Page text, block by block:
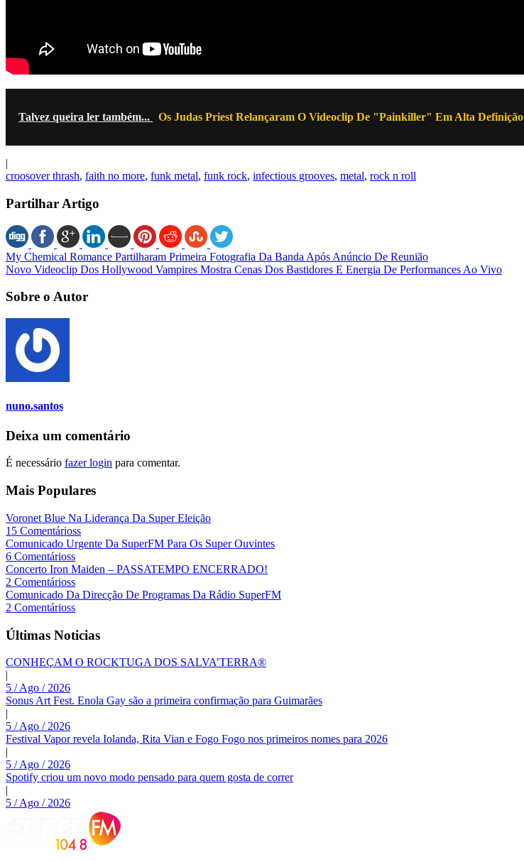
Talvez queira ler também... Os Judas Priest Relançaram O Videoclip De "Painkiller" Em Alta Definição
|
croosover thrash, faith no more, funk metal, funk rock, infectious grooves, metal, rock n roll
Partilhar Artigo
My Chemical Romance Partilharam Primeira Fotografia Da Banda Após Anúncio De Reunião
Novo Videoclip Dos Hollywood Vampires Mostra Cenas Dos Bastidores E Energia De Performances Ao Vivo
Sobre o Autor
nuno.santos
Deixa um comentário
É necessário fazer login para comentar.
Mais Populares
Voronet Blue Na Liderança Da Super Eleição
15 Comentárioss
Comunicado Urgente Da SuperFM Para Os Super Ouvintes
6 Comentárioss
Concerto Iron Maiden – PASSATEMPO ENCERRADO!
2 Comentárioss
Comunicado Da Direcção De Programas Da Rádio SuperFM
2 Comentárioss
Últimas Noticias
CONHEÇAM O ROCKTUGA DOS SALVA’TERRA®
|
5 / Ago / 2026
Sonus Art Fest. Enola Gay são a primeira confirmação para Guimarães
|
5 / Ago / 2026
Festival Vapor revela Iolanda, Rita Vian e Fogo Fogo nos primeiros nomes para 2026
|
5 / Ago / 2026
Spotify criou um novo modo pensado para quem gosta de correr
|
5 / Ago / 2026